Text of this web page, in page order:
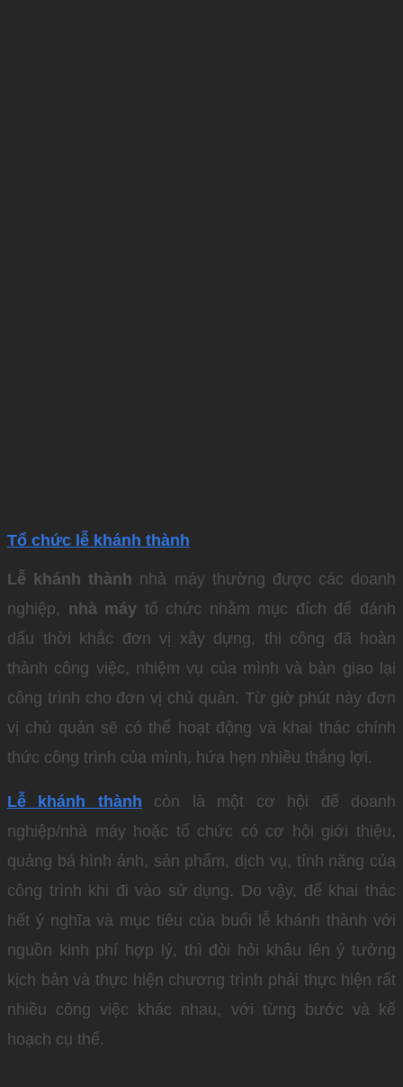
Tổ chức lễ khánh thành
Lễ khánh thành nhà máy thường được các doanh
nghiệp, nhà máy tổ chức nhằm mục đích để đánh
dấu thời khắc đơn vị xây dựng, thi công đã hoàn
thành công việc, nhiệm vụ của mình và bàn giao lại
công trình cho đơn vị chủ quản. Từ giờ phút này đơn
vị chủ quản sẽ có thể hoạt động và khai thác chính
thức công trình của mình, hứa hẹn nhiều thắng lợi.
Lễ khánh thành
còn là một cơ hội để doanh
nghiệp/nhà máy hoặc tổ chức có cơ hội giới thiệu,
quảng bá hình ảnh, sản phẩm, dịch vụ, tính năng của
công trình khi đi vào sử dụng. Do vậy, để khai thác
hết ý nghĩa và mục tiêu của buổi lễ khánh thành với
nguồn kinh phí hợp lý, thì đòi hỏi khâu lên ý tưởng
kịch bản và thực hiện chương trình phải thực hiện rất
nhiều công việc khác nhau, với từng bước và kế
hoạch cụ thể.